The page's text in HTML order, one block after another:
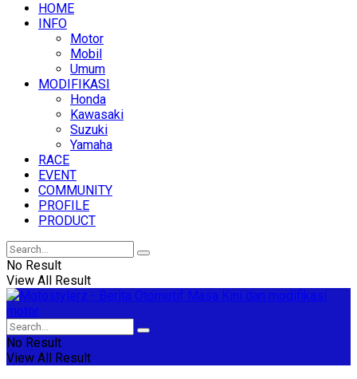
HOME
INFO
Motor
Mobil
Umum
MODIFIKASI
Honda
Kawasaki
Suzuki
Yamaha
RACE
EVENT
COMMUNITY
PROFILE
PRODUCT
No Result
View All Result
No Result
View All Result